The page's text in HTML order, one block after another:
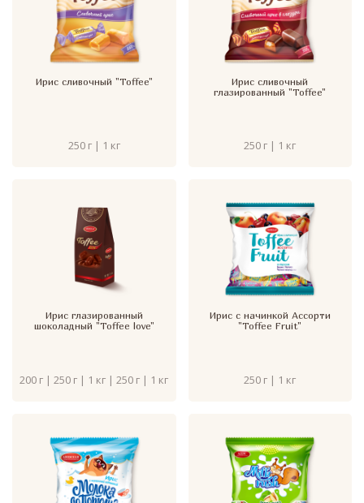
Ирис сливочный "Toffee"
250 г | 1 кг
Ирис сливочный
глазированный "Toffee"
250 г | 1 кг
Ирис глазированный
шоколадный "Toffee love"
200 г | 250 г | 1 кг | 250 г | 1 кг
Ирис с начинкой Ассорти
"Toffee Fruit"
250 г | 1 кг